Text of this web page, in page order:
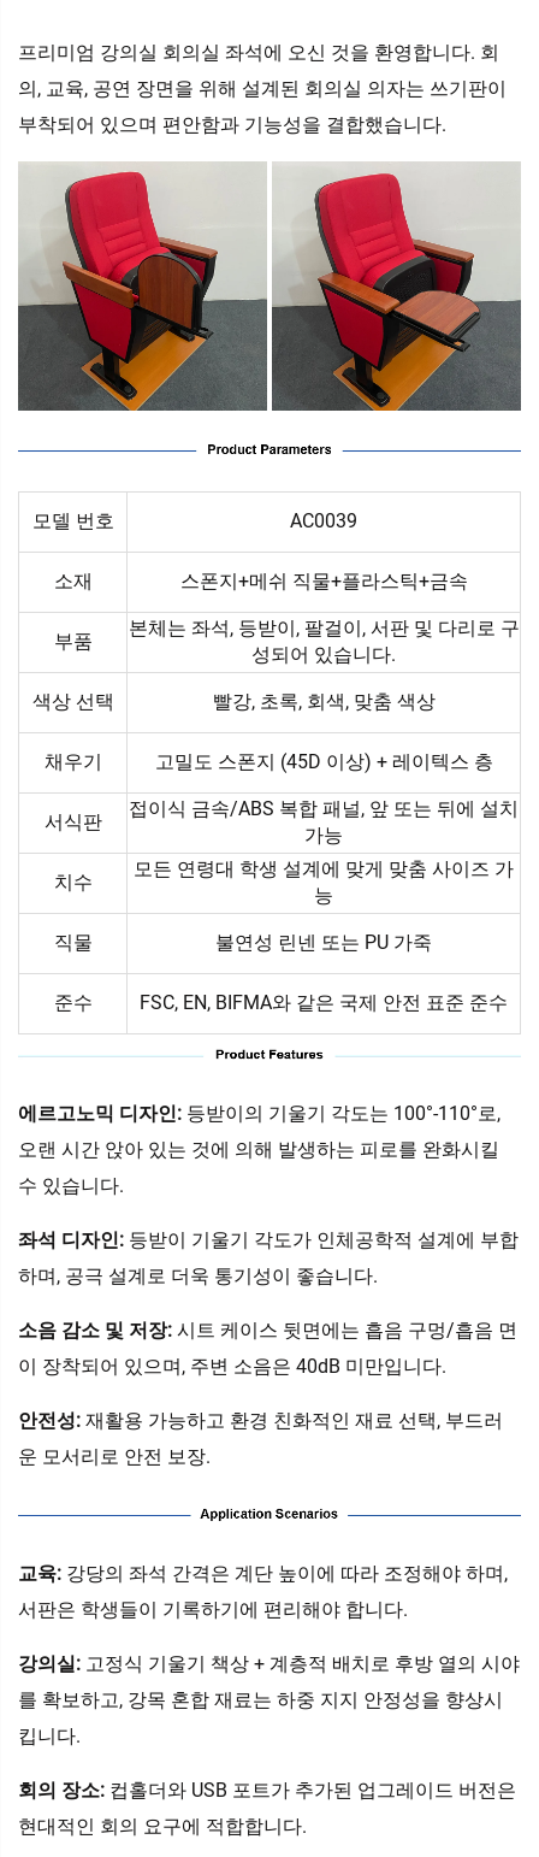
프리미엄 강의실 회의실 좌석에 오신 것을 환영합니다. 회
의, 교육, 공연 장면을 위해 설계된 회의실 의자는 쓰기판이
부착되어 있으며 편안함과 기능성을 결합했습니다.
모델 번호 AC0039
소재 스폰지+메쉬 직물+플라스틱+금속
부품
본체는 좌석, 등받이, 팔걸이, 서판 및 다리로 구
성되어 있습니다.
색상 선택 빨강, 초록, 회색, 맞춤 색상
채우기 고밀도 스폰지 (45D 이상) + 레이텍스 층
서식판
접이식 금속/ABS 복합 패널, 앞 또는 뒤에 설치
가능
치수
모든 연령대 학생 설계에 맞게 맞춤 사이즈 가
능
직물 불연성 린넨 또는 PU 가죽
준수 FSC, EN, BIFMA와 같은 국제 안전 표준 준수
에르고노믹 디자인: 등받이의 기울기 각도는 100°-110°로,
오랜 시간 앉아 있는 것에 의해 발생하는 피로를 완화시킬
수 있습니다.
좌석 디자인: 등받이 기울기 각도가 인체공학적 설계에 부합
하며, 공극 설계로 더욱 통기성이 좋습니다.
소음 감소 및 저장: 시트 케이스 뒷면에는 흡음 구멍/흡음 면
이 장착되어 있으며, 주변 소음은 40dB 미만입니다.
안전성: 재활용 가능하고 환경 친화적인 재료 선택, 부드러
운 모서리로 안전 보장.
교육‌: 강당의 좌석 간격은 계단 높이에 따라 조정해야 하며,
서판은 학생들이 기록하기에 편리해야 합니다.
강의실: 고정식 기울기 책상 + 계층적 배치로 후방 열의 시야
를 확보하고, 강목 혼합 재료는 하중 지지 안정성을 향상시
킵니다.
회의 장소: 컵홀더와 USB 포트가 추가된 업그레이드 버전은
현대적인 회의 요구에 적합합니다.